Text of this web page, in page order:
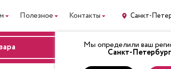
Полезное Контакты Санкт-
Мы определили ваш
Санкт-Петербург
ВХОД